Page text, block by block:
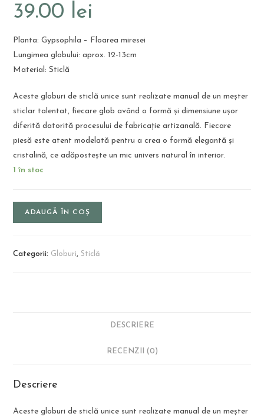
39.00 lei
Planta: Gypsophila – Floarea miresei
Lungimea globului: aprox. 12-13cm
Material: Sticlă
Aceste globuri de sticlă unice sunt realizate manual de un meșter
sticlar talentat, fiecare glob având o formă și dimensiune ușor
diferită datorită procesului de fabricație artizanală. Fiecare
piesă este atent modelată pentru a crea o formă elegantă și
cristalină, ce adăpostește un mic univers natural în interior.
1 în stoc
ADAUGĂ ÎN COȘ
Categorii: Globuri ,Sticlă
DESCRIERE
RECENZII (0)
Descriere
Aceste globuri de sticlă unice sunt realizate manual de un meșter